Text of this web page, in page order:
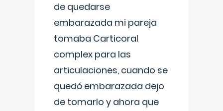
de quedarse
embarazada mi pareja
tomaba Carticoral
complex para las
articulaciones, cuando se
quedó embarazada dejo
de tomarlo y ahora que